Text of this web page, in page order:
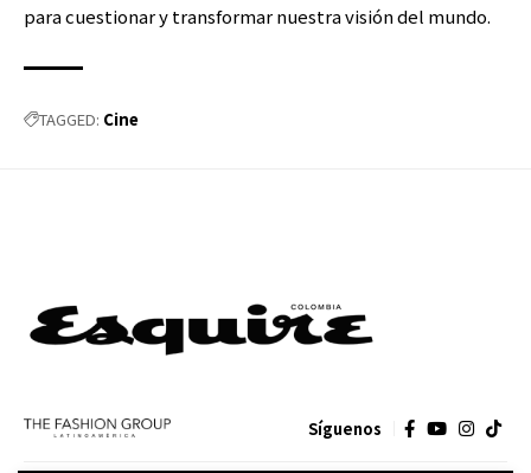
para cuestionar y transformar nuestra visión del mundo.
TAGGED: Cine
Síguenos